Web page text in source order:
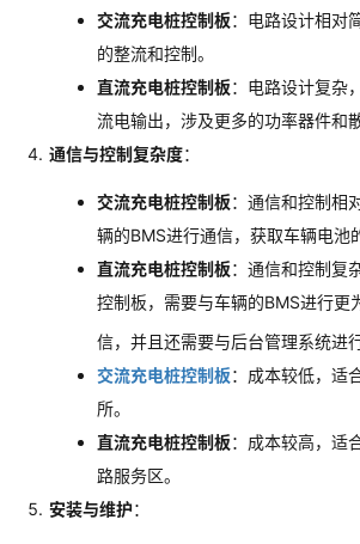
交流充电桩控制板：电路设计相对
的整流和控制。
直流充电桩控制板：电路设计复杂
流电输出，涉及更多的功率器件和
通信与控制复杂度：
交流充电桩控制板：通信和控制相
辆的BMS进行通信，获取车辆电池
直流充电桩控制板：通信和控制复
控制板，需要与车辆的BMS进行更
信，并且还需要与后台管理系统进
交流充电桩控制板：成本较低，适
所。
直流充电桩控制板：成本较高，适
路服务区。
安装与维护：